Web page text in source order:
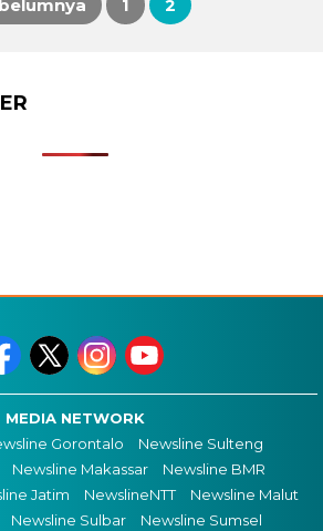
1 2
MEDIA NETWORK
Gorontalo
Newsline Sulteng
Newsline Makassar
Newsline BMR
Jatim NewslineNTT
Newsline Malut
Newsline Sulbar
Newsline Sumsel